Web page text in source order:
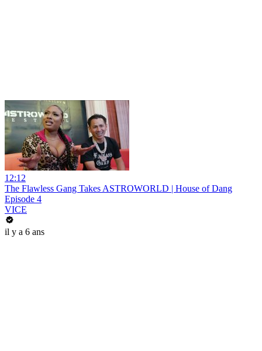
12:12
The Flawless Gang Takes ASTROWORLD | House of Dang
Episode 4
VICE
il y a 6 ans